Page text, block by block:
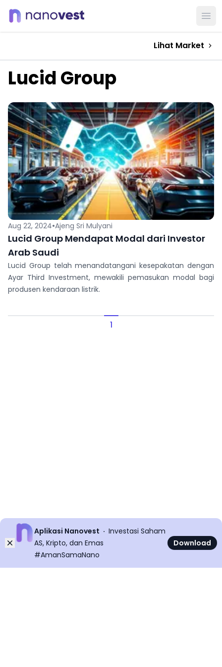
Lihat Market
Lucid Group
Aug 22, 2024•Ajeng Sri Mulyani
Lucid Group Mendapat Modal dari Investor
Arab Saudi
Lucid Group telah menandatangani kesepakatan dengan
Ayar Third Investment, mewakili pemasukan modal bagi
produsen kendaraan listrik.
1
Dismiss
Aplikasi Nanovest
Investasi Saham
AS, Kripto, dan Emas
#AmanSamaNano
Download